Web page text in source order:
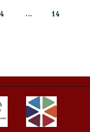
PAGE
4 … PAGE
14